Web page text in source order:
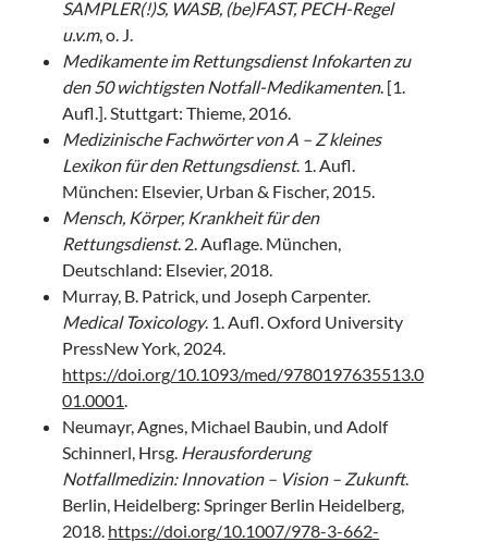
SAMPLER(!)S, WASB, (be)FAST, PECH-Regel
u.v.m, o. J.
Medikamente im Rettungsdienst Infokarten zu
den 50 wichtigsten Notfall-Medikamenten. [1.
Aufl.]. Stuttgart: Thieme, 2016.
Medizinische Fachwörter von A – Z kleines
Lexikon für den Rettungsdienst. 1. Aufl.
München: Elsevier, Urban & Fischer, 2015.
Mensch, Körper, Krankheit für den
Rettungsdienst. 2. Auflage. München,
Deutschland: Elsevier, 2018.
Murray, B. Patrick, und Joseph Carpenter.
Medical Toxicology. 1. Aufl. Oxford University
PressNew York, 2024.
https://doi.org/10.1093/med/9780197635513.0
01.0001.
Neumayr, Agnes, Michael Baubin, und Adolf
Schinnerl, Hrsg. Herausforderung
Notfallmedizin: Innovation – Vision – Zukunft.
Berlin, Heidelberg: Springer Berlin Heidelberg,
2018. https://doi.org/10.1007/978-3-662-